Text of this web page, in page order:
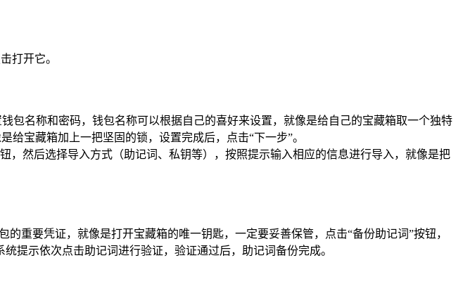
打开它。
包名称和密码，钱包名称可以根据自己的喜好来设置，就像是给自己的宝藏箱取一个独特
宝藏箱加上一把坚固的锁，设置完成后，点击“下一步”。
，然后选择导入方式（助记词、私钥等），按照提示输入相应的信息进行导入，就像是把
重要凭证，就像是打开宝藏箱的唯一钥匙，一定要妥善保管，点击“备份助记词”按钮，
提示依次点击助记词进行验证，验证通过后，助记词备份完成。